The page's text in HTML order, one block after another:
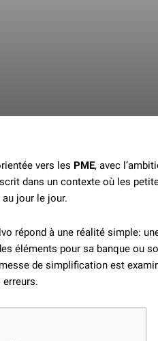
vers les PME, avec
dans un contexte où les
jour le jour.
répond à une réalité simple:
éléments pour sa banque ou
de simplification est